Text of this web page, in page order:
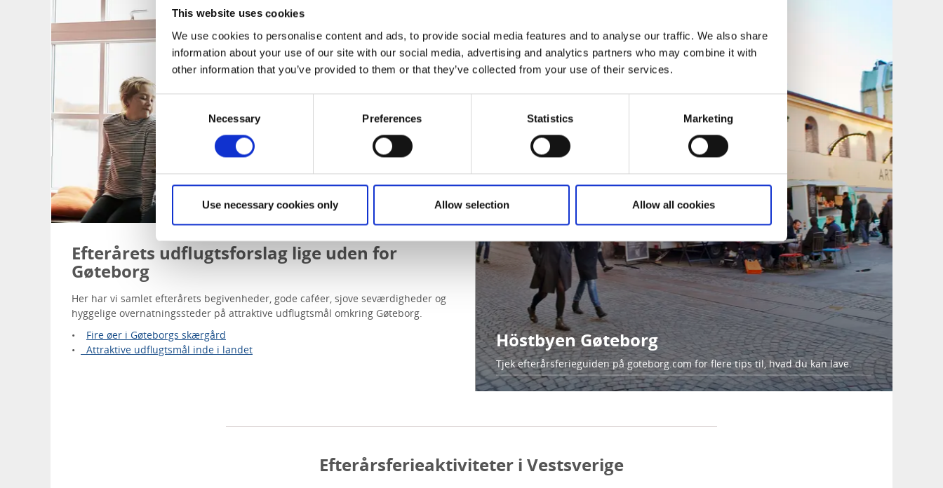
This website uses cookies
We use cookies to personalise content and ads, to provide social media features and to analyse our traffic. We also share
information about your use of our site with our social media, advertising and analytics partners who may combine it with
other information that you’ve provided to them or that they’ve collected from your use of their services.
Consent
Selection
Necessary Preferences Statistics Marketing
Use necessary cookies only Allow selection Allow all cookies
Efterårets udflugtsforslag lige uden for
Gøteborg
Her har vi samlet efterårets begivenheder, gode caféer, sjove seværdigheder og
hyggelige overnatningssteder på attraktive udflugtsmål omkring Gøteborg.
• Fire øer i Gøteborgs skærgård
•
Attraktive udflugtsmål inde i landet Höstbyen Gøteborg
Tjek efterårsferieguiden på goteborg.com for flere tips til, hvad du kan lave.
Efterårsferieaktiviteter i Vestsverige